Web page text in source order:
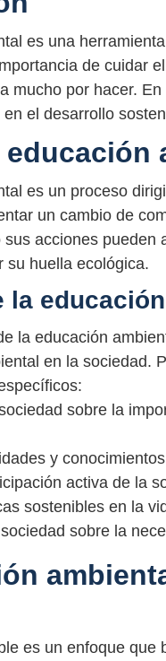
es una
de cuidar
mucho por hacer.
el desarrollo
educación
es un proceso
un cambio de
acciones
su huella ecológica.
la
la educación
en la sociedad.
sobre la
y
activa de la
sostenibles en la
sobre la
es un enfoque